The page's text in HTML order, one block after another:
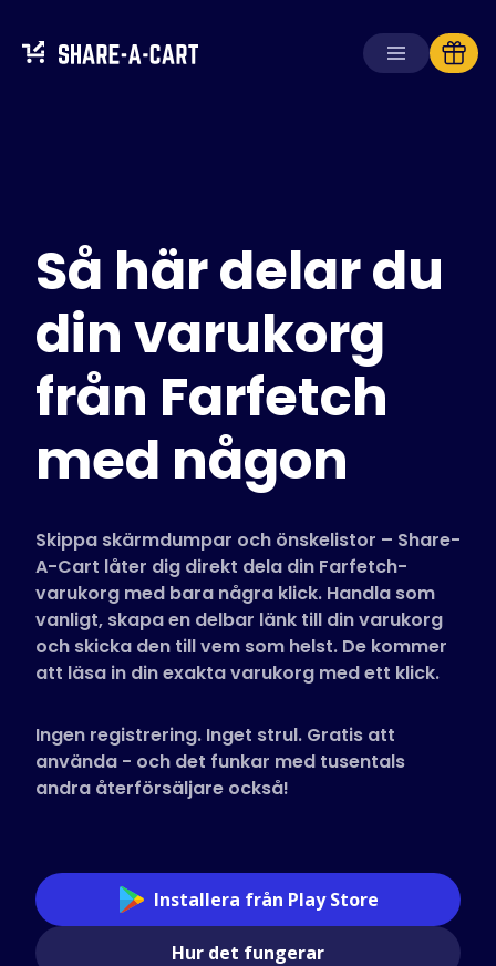
Lösningar
För konsumenter
För företag
Skaffa Plus+
Logga in
Vanliga frågor
Guider
Svenska (Swedish)
Så här delar du
din varukorg
från Farfetch
med någon
Skippa skärmdumpar och önskelistor – Share-
A-Cart låter dig direkt dela din Farfetch-
varukorg med bara några klick. Handla som
vanligt, skapa en delbar länk till din varukorg
och skicka den till vem som helst. De kommer
att läsa in din exakta varukorg med ett klick.
Ingen registrering. Inget strul. Gratis att
använda - och det funkar med tusentals
andra återförsäljare också!
Installera från Play Store
Hur det fungerar